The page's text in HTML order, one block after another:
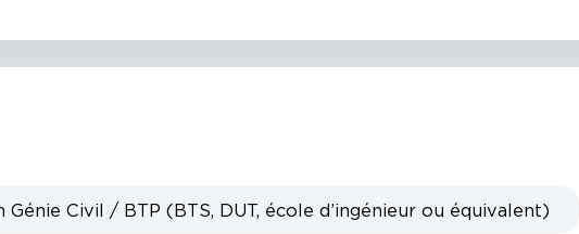
Génie Civil / BTP (BTS, DUT, école d’ingénieur ou équivalent)